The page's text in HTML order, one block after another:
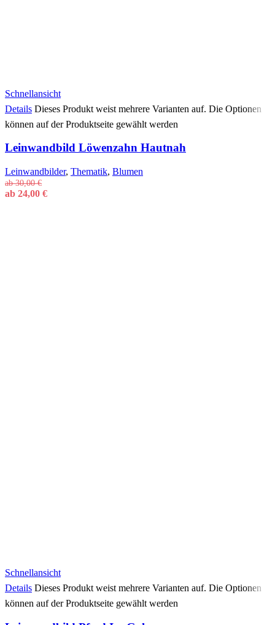
Schnellansicht
Details Dieses Produkt weist mehrere Varianten auf. Die Optionen
können auf der Produktseite gewählt werden
Leinwandbild Löwenzahn Hautnah
Leinwandbilder, Thematik, Blumen
ab30,00€
ab 24,00 €
Schnellansicht
Details Dieses Produkt weist mehrere Varianten auf. Die Optionen
können auf der Produktseite gewählt werden